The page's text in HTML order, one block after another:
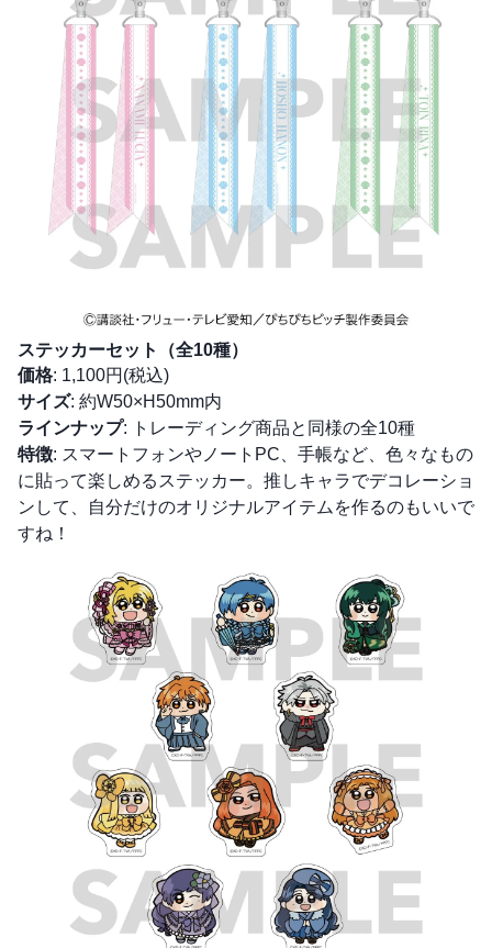
ステッカーセット（全10種）
価格: 1,100円(税込)
サイズ: 約W50×H50mm内
ラインナップ: トレーディング商品と同様の全10種
特徴: スマートフォンやノートPC、手帳など、色々なもの
に貼って楽しめるステッカー。推しキャラでデコレーショ
ンして、自分だけのオリジナルアイテムを作るのもいいで
すね！